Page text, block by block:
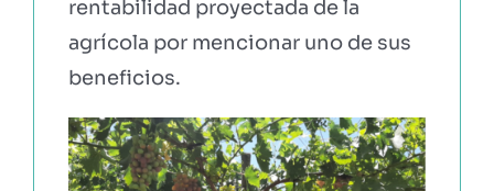
rentabilidad proyectada de la
agrícola por mencionar uno de sus
beneficios.